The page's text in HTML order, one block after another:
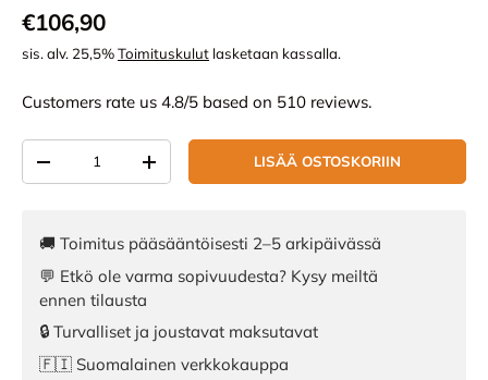
Normaali hinta
€106,90
sis. alv. 25,5%Toimituskulut lasketaan kassalla.
Customers rate us 4.8/5 based on 510 reviews.
VÄHENNÄ MÄÄRÄÄLISÄÄ MÄÄRÄÄLISÄÄ OSTOSKORIIN
🚚 Toimitus pääsääntöisesti 2–5 arkipäivässä
💬 Etkö ole varma sopivuudesta? Kysy meiltä
ennen tilausta
🔒 Turvalliset ja joustavat maksutavat
🇫🇮 Suomalainen verkkokauppa